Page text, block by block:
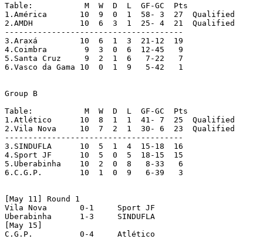
Table:		 M  W  D  L  GF-GC  Pts
1.América	10  9  0  1  58- 3  27	Qualified
2.AMDH		10  6  3  1  25- 4  21	Qualified
--------------------------------------
3.Araxá 	10  6  1  3  21-12  19
4.Coimbra	 9  3  0  6  12-45   9
5.Santa Cruz 	 9  2  1  6   7-22   7
6.Vasco da Gama	10  0  1  9   5-42   1
Group B
Table:		 M  W  D  L  GF-GC  Pts
1.Atlético	10  8  1  1  41- 7  25	Qualified
2.Vila Nova	10  7  2  1  30- 6  23	Qualified
--------------------------------------
3.SINDUFLA	10  5  1  4  15-18  16
4.Sport JF	10  5  0  5  18-15  15
5.Uberabinha	10  2  0  8   8-33   6
6.C.G.P.	10  1  0  9   6-39   3
[May 11] Round 1
Vila Nova   	0-1	Sport JF
Uberabinha   	1-3	SINDUFLA
[May 15]
C.G.P.   	0-4	Atlético